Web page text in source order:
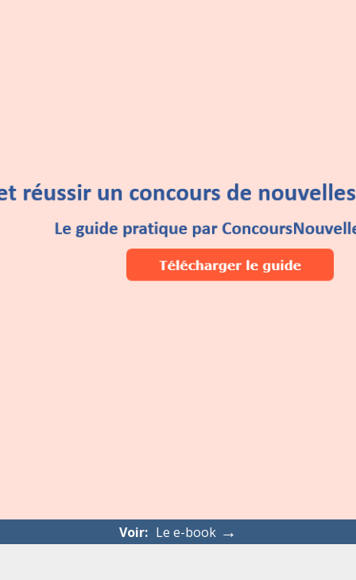
Voir: Le e-book →